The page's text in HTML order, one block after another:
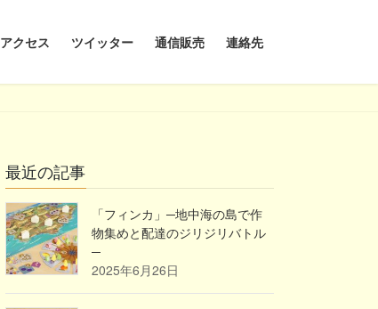
アクセス ツイッター 通信販売 連絡先
最近の記事
「フィンカ」─地中海の島で作
物集めと配達のジリジリバトル
─
2025年6月26日